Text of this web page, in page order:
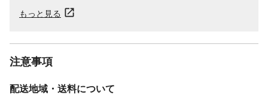
もっと見る
注意事項
配送地域・送料について